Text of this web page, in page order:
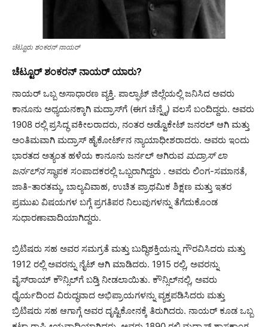
ಚೆಟ್ಟೂರು ಶಂಕರನ್ ನಾಯರ್
ಚೆಟ್ಟೂರ್ ಶಂಕರನ್ ನಾಯರ್ ಯಾರು?
ನಾಯರ್ ಒಬ್ಬ ಅಸಾಧಾರಣ ವ್ಯಕ್ತಿ. ಪಾಲ್ಘಾಟ್ ಜಿಲ್ಲೆಯಲ್ಲಿ ಜನಿಸಿದ ಅವರು
ಕಾನೂನು ಅಧ್ಯಯನಕ್ಕಾಗಿ ಮದ್ರಾಸ್‌ಗೆ (ಈಗ ಚೆನ್ನೈ) ವಲಸೆ ಬಂದಿದ್ದರು. ಅವರು
1908 ರಲ್ಲಿ ಪ್ರಸಿದ್ಧ ವಕೀಲರಾದರು, ನಂತರ ಅಡ್ವೊಕೇಟ್ ಜನರಲ್ ಆಗಿ ಮತ್ತು
ಅಂತಿಮವಾಗಿ ಮದ್ರಾಸ್ ಹೈಕೋರ್ಟ್‌ನ ನ್ಯಾಯಾಧೀಶರಾದರು. ಅವರು ಇಂದು
ಭಾರತದ ಅತ್ಯಂತ ಹಳೆಯ ಕಾನೂನು ಜರ್ನಲ್ ಆಗಿರುವ ಮದ್ರಾಸ್ ಲಾ
ಜರ್ನಲ್‌ನಸ್ಥಾಪಕ ಸಂಪಾದಕರಲ್ಲಿ ಒಬ್ಬರಾಗಿದ್ದರು . ಅವರು ಲಿಂಗ-ಸಮಾನತೆ,
ಜಾತಿ-ತಾರತಮ್ಯ, ಬಾಲ್ಯವಿವಾಹ, ಉಚಿತ ಪ್ರಾಥಮಿಕ ಶಿಕ್ಷಣ ಮತ್ತು ಇತರ
ಪ್ರಮುಖ ವಿಷಯಗಳ ಬಗ್ಗೆ ಪ್ರಗತಿಪರ ನಿಲುವುಗಳನ್ನು ತೆಗೆದುಕೊಂಡ
ಸುಧಾರಣಾವಾದಿಯಾಗಿದ್ದರು.
ಬ್ರಿಟಿಷರು ಸಹ ಅವರ ಸಮಗ್ರತೆ ಮತ್ತು ಬುದ್ಧಿಶಕ್ತಿಯನ್ನು ಗೌರವಿಸಿದರು ಮತ್ತು
1912 ರಲ್ಲಿ ಅವರನ್ನು ನೈಟ್ ಆಗಿ ಮಾಡಿದರು. 1915 ರಲ್ಲಿ, ಅವರನ್ನು
ವೈಸ್‌ರಾಯ್ ಕೌನ್ಸಿಲ್‌ಗೆ ಬಡ್ತಿ ನೀಡಲಾಯಿತು. ಕೌನ್ಸಿಲ್‌ನಲ್ಲಿ, ಅವರು
ಧೈರ್ಯದಿಂದ ವಿರುದ್ಧವಾದ ಅಭಿಪ್ರಾಯಗಳನ್ನು ವ್ಯಕ್ತಪಡಿಸಿದರು ಮತ್ತು
ಬ್ರಿಟಿಷರು ಸಹ ಆಗಾಗ್ಗೆ ಅವರ ದೃಷ್ಟಿಕೋನಕ್ಕೆ ತಿರುಗಿದರು. ನಾಯರ್ ಕೂಡ ಒಬ್ಬ